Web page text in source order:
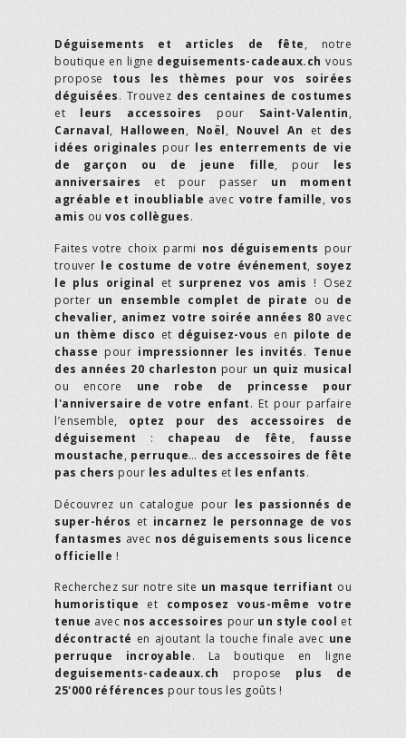
Déguisements et articles de fête, notre
boutique en ligne deguisements-cadeaux.ch vous
propose tous les thèmes pour vos soirées
déguisées. Trouvez des centaines de costumes
et leurs accessoires pour Saint-Valentin,
Carnaval, Halloween, Noël, Nouvel An et des
idées originales pour les enterrements de vie
de garçon ou de jeune fille, pour les
anniversaires et pour passer un moment
agréable et inoubliable avec votre famille, vos
amis ou vos collègues.
Faites votre choix parmi nos déguisements pour
trouver le costume de votre événement, soyez
le plus original et surprenez vos amis ! Osez
porter un ensemble complet de pirate ou de
chevalier, animez votre soirée années 80 avec
un thème disco et déguisez-vous en pilote de
chasse pour impressionner les invités. Tenue
des années 20 charleston pour un quiz musical
ou encore une robe de princesse pour
l'anniversaire de votre enfant. Et pour parfaire
l’ensemble, optez pour des accessoires de
déguisement : chapeau de fête, fausse
moustache, perruque… des accessoires de fête
pas chers pour les adultes et les enfants.
Découvrez un catalogue pour les passionnés de
super-héros et incarnez le personnage de vos
fantasmes avec nos déguisements sous licence
officielle !
Recherchez sur notre site un masque terrifiant ou
humoristique et composez vous-même votre
tenue avec nos accessoires pour un style cool et
décontracté en ajoutant la touche finale avec une
perruque incroyable. La boutique en ligne
deguisements-cadeaux.ch propose plus de
25'000 références pour tous les goûts !